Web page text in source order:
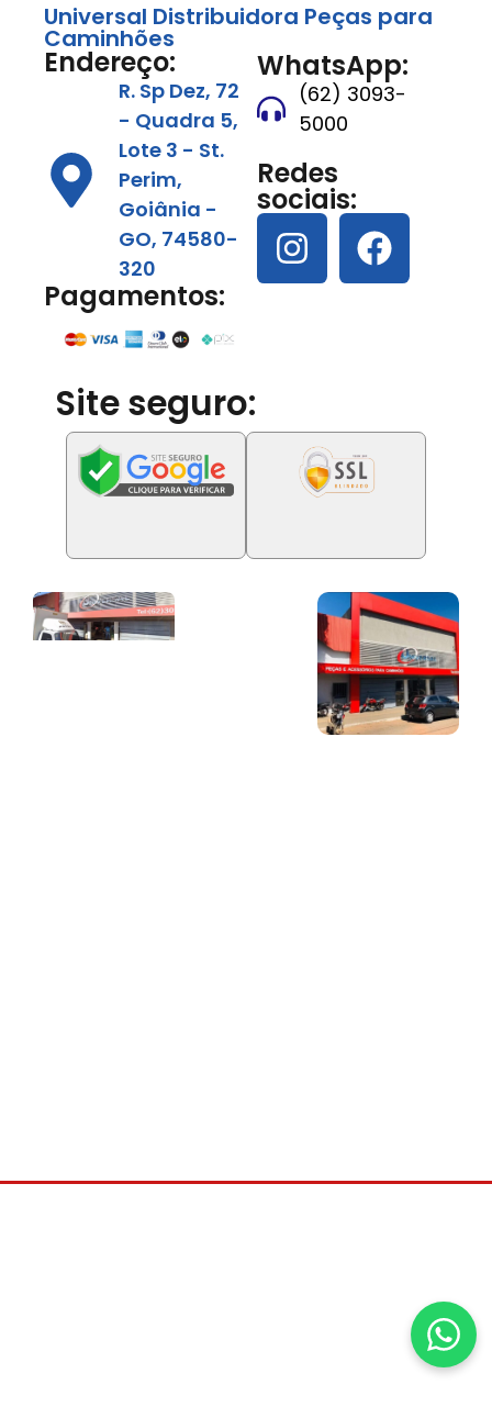
Universal Distribuidora Peças para
Caminhões
Endereço:
R. Sp Dez, 72
- Quadra 5,
Lote 3 - St.
Perim,
Goiânia -
GO, 74580-
320
Pagamentos:
WhatsApp:
(62) 3093-
5000
Redes
sociais:
Site seguro: